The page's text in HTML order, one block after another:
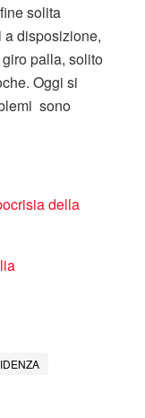
solita
a disposizione,
palla, solito
Oggi si
sono
della